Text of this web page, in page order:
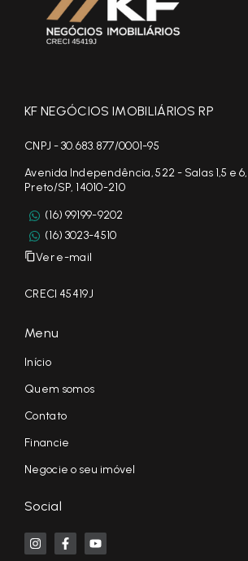
KF NEGÓCIOS IMOBILIÁRIOS RP
CNPJ - 30.683.877/0001-95
Avenida Independência, 522 - Salas 1,5 e
Preto/SP, 14010-210
(16) 99199-9202
(16) 3023-4510
Ver e-mail
CRECI 45419J
Menu
Início
Quem somos
Contato
Financie
Negocie o seu imóvel
Social